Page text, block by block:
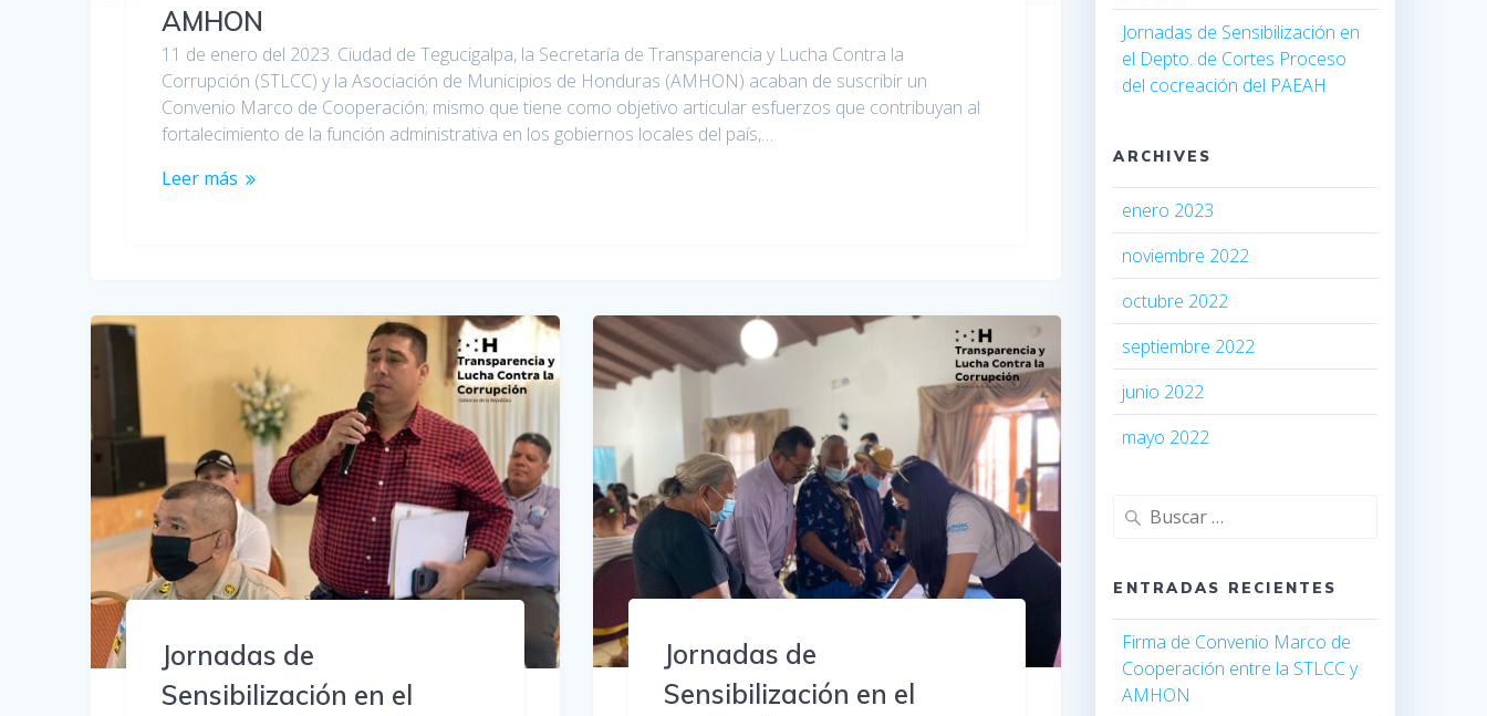
AMHON
11 de enero del 2023. Ciudad de Tegucigalpa, la Secretaría de Transparencia y Lucha Contra la
Corrupción (STLCC) y la Asociación de Municipios de Honduras (AMHON) acaban de suscribir un
Convenio Marco de Cooperación; mismo que tiene como objetivo articular esfuerzos que contribuyan al
fortalecimiento de la función administrativa en los gobiernos locales del país,…
Leer más
Jornadas de
Sensibilización en el
Jornadas de
Sensibilización en el
Jornadas de Sensibilización en
el Depto. de Cortes Proceso
del cocreación del PAEAH
ARCHIVES
enero 2023
noviembre 2022
octubre 2022
septiembre 2022
junio 2022
mayo 2022
ENTRADAS RECIENTES
Firma de Convenio Marco de
Cooperación entre la STLCC y
AMHON